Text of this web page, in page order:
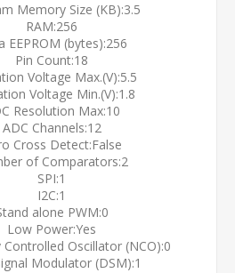
Memory Size (KB):3.5
RAM:256
EEPROM (bytes):256
Pin Count:18
Voltage Max.(V):5.5
Voltage Min.(V):1.8
Resolution Max:10
ADC Channels:12
Cross Detect:False
of Comparators:2
SPI:1
I2C:1
alone PWM:0
Low Power:Yes
Oscillator (NCO):0
Modulator (DSM):1